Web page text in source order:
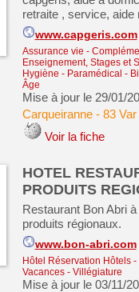
retraite , service, aide
www.capgeris.com
Assurance vie -
Enseignement, Stages et
Hygiène - Paramédical -
Âge
Mise à jour le 29/01/
Carqueiranne- 83 Var
Voir la fiche
HOTEL
PRODUITS
Restaurant Bon Abri
produits régionaux.
www.bon-abri.com
Hôtel Réservation Hôtels-
Vacances - Villégiature
Mise à jour le 03/11/